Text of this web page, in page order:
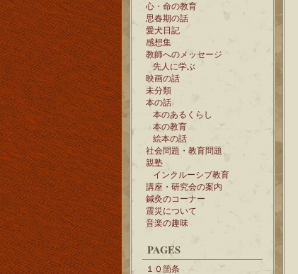
心・命の教育
思春期の話
愛犬日記
感想集
教師へのメッセージ
先人に学ぶ
映画の話
未分類
本の話
本のあるくらし
本の教育
絵本の話
社会問題・教育問題
親塾
インクルーシブ教育
講座・研究会の案内
鍼灸のコーナー
震災について
音楽の趣味
PAGES
１０箇条